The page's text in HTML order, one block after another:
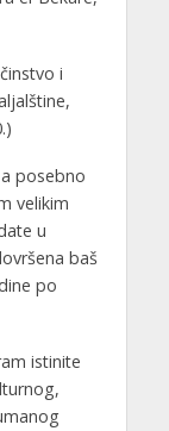
i
posebno
velikim
u
baš
po
istinite